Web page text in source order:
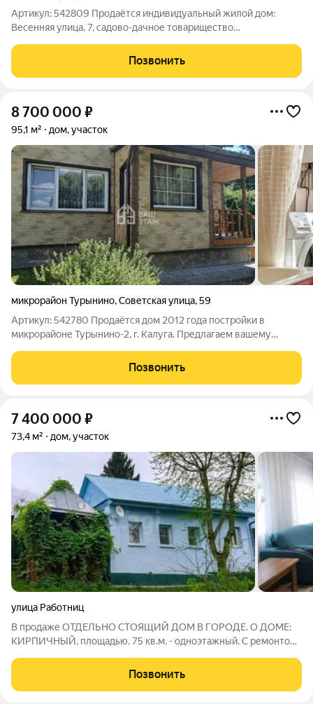
Артикул: 542809 Продаётся индивидуальный жилой дом:
Весенняя улица, 7, садово-дачное товарищество
спокойное место с собственным участком, где уже есть всё
необходимое для комфортного
Позвонить
8 700 000 ₽
95,1 м² дом, участок
микрорайон Турынино,Советская улица,59
Артикул: 542780 Продаётся дом 2012 года постройки в
микрорайоне Турынино-2, г. Калуга. Предлагаем вашему
на участке 6,7 соток по адресу: г. Калуга, ул. Советская, дом 59.
Дом отделан, полностью
Позвонить
7 400 000 ₽
73,4 м² дом, участок
улица Работниц
В продаже ОТДЕЛЬНО СТОЯЩИЙ ДОМ В ГОРОДЕ. О ДОМЕ:
КИРПИЧНЫЙ, площадью. 75 кв.м. - одноэтажный. С ремонтом.
Просторная прихожая, большой сан. узел. КОММУНИКАЦИИ:
Газ, вода, свет - ЦЕНТРАЛЬНЫЕ,
Позвонить